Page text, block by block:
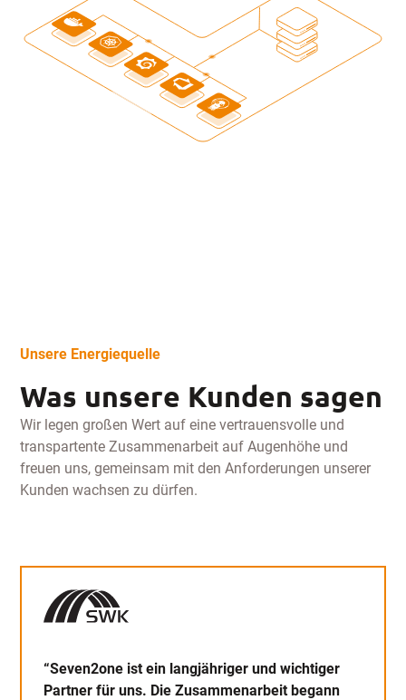
Unsere Energiequelle
Was unsere Kunden sagen
Wir legen großen Wert auf eine vertrauensvolle und
transpartente Zusammenarbeit auf Augenhöhe und
freuen uns, gemeinsam mit den Anforderungen unserer
Kunden wachsen zu dürfen.
“Seven2one ist ein langjähriger und wichtiger
Partner für uns. Die Zusammenarbeit begann